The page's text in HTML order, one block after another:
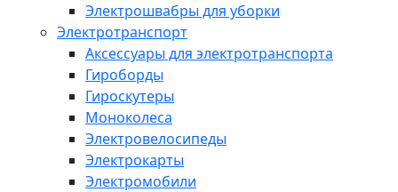
Электрошвабры для уборки
Электротранспорт
Аксессуары для электротранспорта
Гироборды
Гироскутеры
Моноколеса
Электровелосипеды
Электрокарты
Электромобили